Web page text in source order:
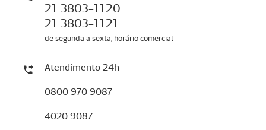
21 3803-1120
21 3803-1121
de segunda a sexta, horário comercial
Atendimento 24h
0800 970 9087
4020 9087